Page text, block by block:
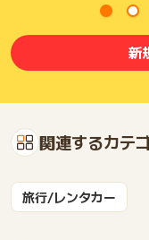
新
関連するカテ
旅行/レンタカー